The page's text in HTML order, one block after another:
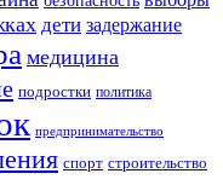
дети задержание
медицина
подростки политика
предпринимательство
спорт строительство